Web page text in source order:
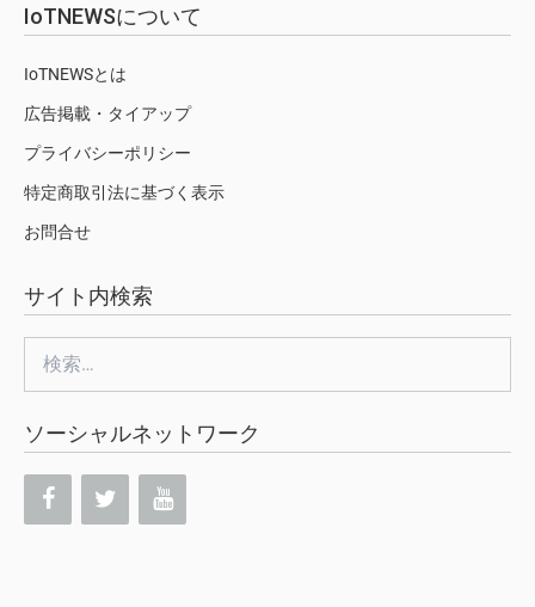
IoTNEWSについて
IoTNEWSとは
広告掲載・タイアップ
プライバシーポリシー
特定商取引法に基づく表示
お問合せ
サイト内検索
索:
ソーシャルネットワーク